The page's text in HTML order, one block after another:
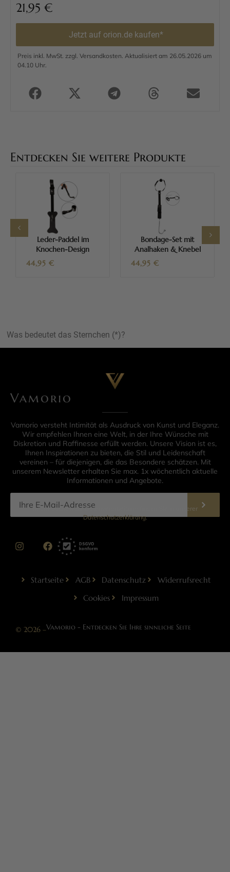
21,95 €
Jetzt auf orion.de kaufen*
Preis inkl. MwSt. zzgl. Versandkosten. Aktualisiert am 26.05.2026 um
04.10 Uhr.
Entdecken Sie weitere Produkte
Leder-Paddel im
Knochen-Design
44,95 €
Bondage-Set mit
Analhaken & Knebel
44,95 €
Was bedeutet das Sternchen (*)?
Vamorio
Vamorio versteht Intimität als Ausdruck von Kunst und Eleganz.
Wir empfehlen Ihnen eine Welt, in der Ihre Wünsche mit
Diskretion und Raffinesse erfüllt werden. Unsere Vision ist es,
Ihnen Inspirationen zu bieten, die Stil und Leidenschaft
vereinen – für diejenigen, die das Besondere schätzen. Mit
unserem Newsletter erhalten Sie max. 1x wöchentlich aktuelle
Informationen und Angebote.
Informationen zur Datenverarbeitung finden Sie in unserer
Datenschutzerklärung.
Startseite AGB Datenschutz
Widerrufsrecht
Cookies
Impressum
© 2026 –Vamorio - Entdecken Sie Ihre sinnliche Seite